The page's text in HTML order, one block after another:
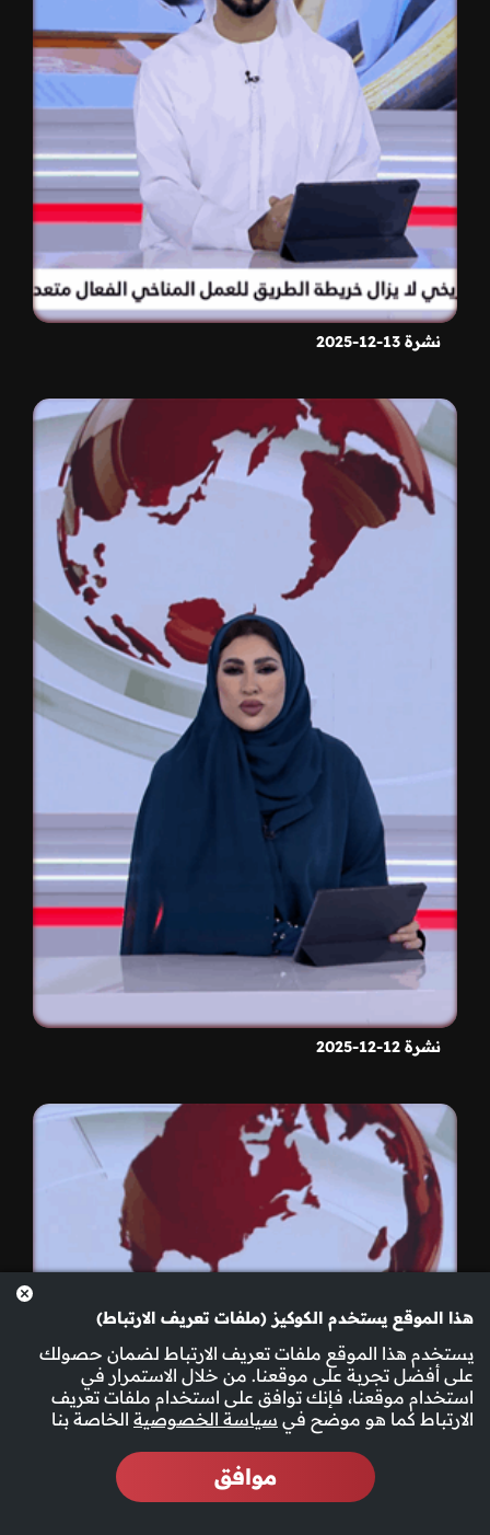
نشرة 13-12-2025
نشرة 12-12-2025
هذا الموقع يستخدم الكوكيز (ملفات تعريف الارتباط)
يستخدم هذا الموقع ملفات تعريف الارتباط لضمان حصولك
على أفضل تجربة على موقعنا. من خلال الاستمرار في
استخدام موقعنا، فإنك توافق على استخدام ملفات تعريف
الارتباط كما هو موضح في سياسة الخصوصية الخاصة بنا
موافق